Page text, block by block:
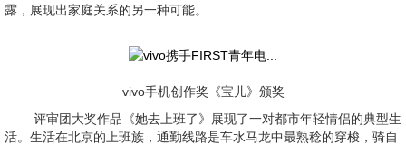
露，展现出家庭关系的另一种可能。
vivo手机创作奖《宝儿》颁奖
评审团大奖作品《她去上班了》展现了一对都市年轻情侣的典型生
活。生活在北京的上班族，通勤线路是车水马龙中最熟稔的穿梭，骑自